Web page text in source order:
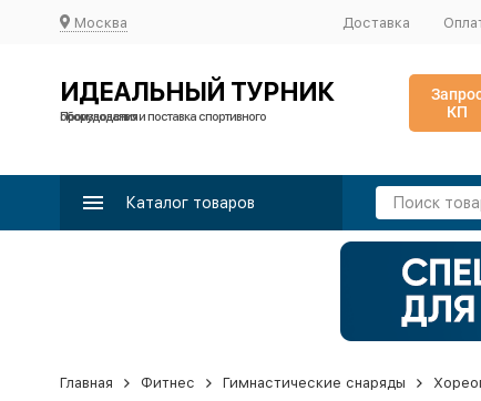
Москва Доставка
ИДЕАЛЬНЫЙ ТУРНИК
Производство и поставка спортивного оборудования
КП
Каталог товаров
Главная Фитнес Гимнастические снаряды